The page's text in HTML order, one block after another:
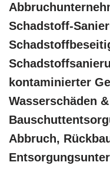
Schadstoff-
kontaminierter
Wasserschäden
Abbruch,